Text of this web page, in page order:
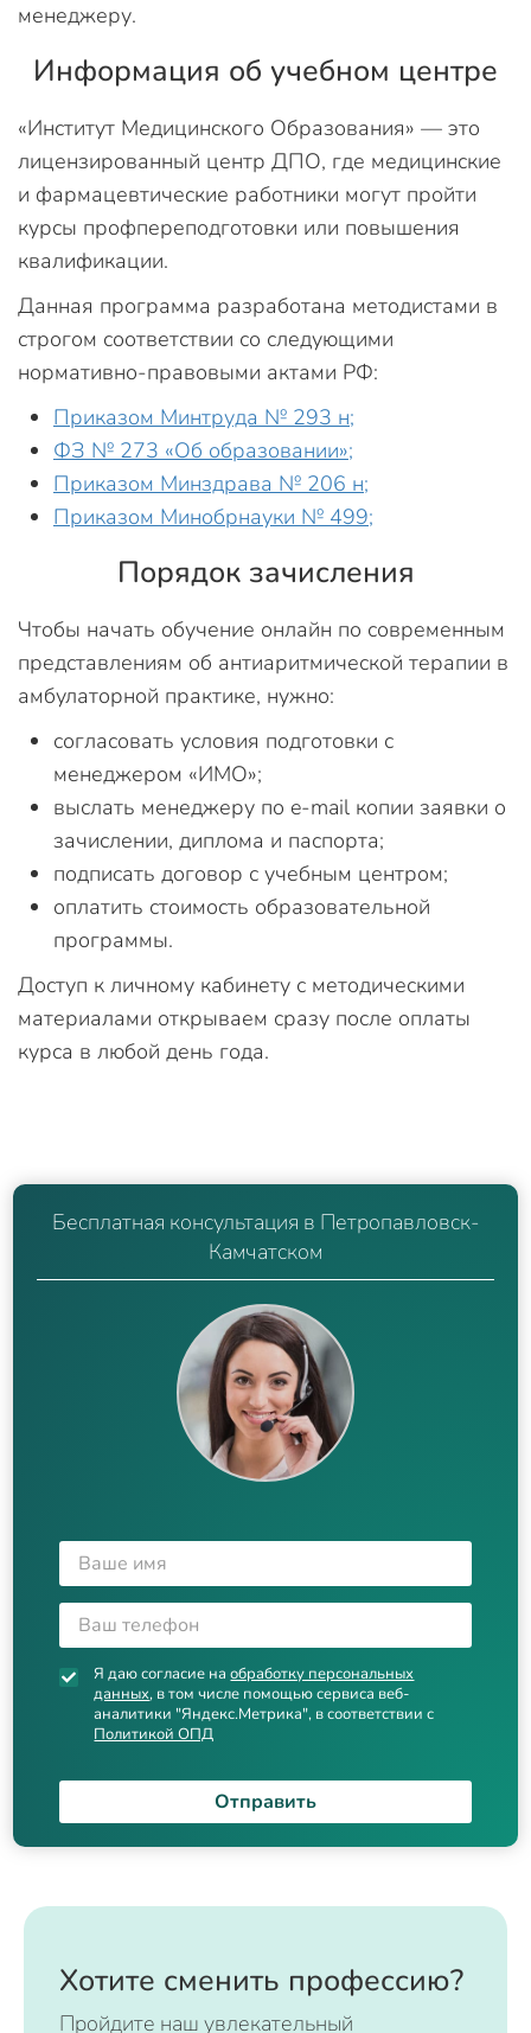
менеджеру.
Информация об учебном центре
«Институт Медицинского Образования» — это
лицензированный центр ДПО, где медицинские
и фармацевтические работники могут пройти
курсы профпереподготовки или повышения
квалификации.
Данная программа разработана методистами в
строгом соответствии со следующими
нормативно-правовыми актами РФ:
Приказом Минтруда № 293 н;
ФЗ № 273 «Об образовании»;
Приказом Минздрава № 206 н;
Приказом Минобрнауки № 499;
Порядок зачисления
Чтобы начать обучение онлайн по современным
представлениям об антиаритмической терапии в
амбулаторной практике, нужно:
согласовать условия подготовки с
менеджером «ИМО»;
выслать менеджеру по e-mail копии заявки о
зачислении, диплома и паспорта;
подписать договор с учебным центром;
оплатить стоимость образовательной
программы.
Доступ к личному кабинету с методическими
материалами открываем сразу после оплаты
курса в любой день года.
Бесплатная консультация в Петропавловск-
Камчатском
Я даю согласие наобработку персональных
данных, в том числе помощью сервиса веб-
аналитики "Яндекс.Метрика", в соответствии с
Политикой ОПД
Отправить
Хотите сменить профессию?
Пройдите наш увлекательный